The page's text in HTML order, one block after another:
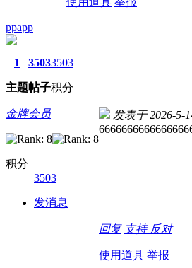
ppapp
1
主题
3503
帖子
3503
积分
金牌会员
积分
3503
发消息
发表于 2026-5-
回复 支持 反对
使用道具 举报